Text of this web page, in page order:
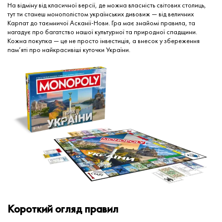
На відміну від класичної версії, де можна власність світових столиць,
тут ти станеш монополістом українських дивовиж — від величних
Карпат до таємничої Асканії-Нови. Гра має знайомі правила, та
нагадує про багатство нашої культурної та природної спадщини.
Кожна покупка — це не просто інвестиція, а внесок у збереження
пам’яті про найкрасивіші куточки України.
Короткий огляд правил